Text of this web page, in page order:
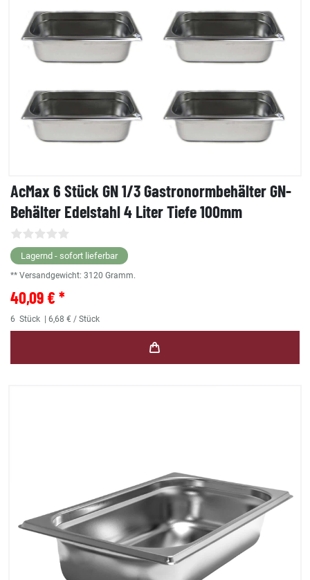
AcMax 6 Stück GN 1/3 Gastronormbehälter GN-
Behälter Edelstahl 4 Liter Tiefe 100mm
Lagernd - sofort lieferbar
** Versandgewicht: 3120 Gramm.
40,09 € *
6 Stück | 6,68 € / Stück